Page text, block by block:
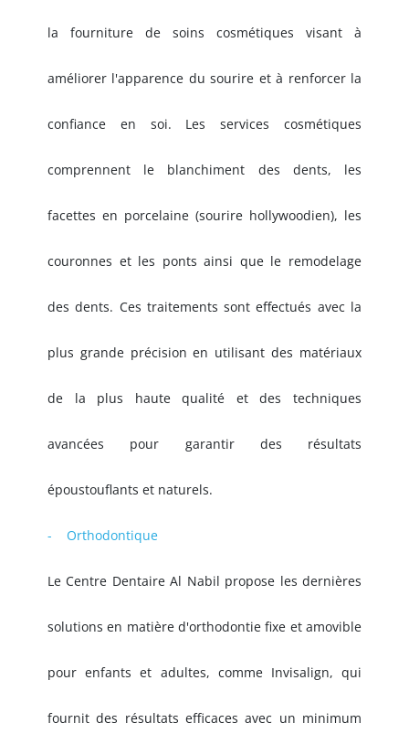
la fourniture de soins cosmétiques visant à
améliorer l'apparence du sourire et à renforcer la
confiance en soi. Les services cosmétiques
comprennent le blanchiment des dents, les
facettes en porcelaine (sourire hollywoodien), les
couronnes et les ponts ainsi que le remodelage
des dents. Ces traitements sont effectués avec la
plus grande précision en utilisant des matériaux
de la plus haute qualité et des techniques
avancées pour garantir des résultats
époustouflants et naturels.
- Orthodontique
Le Centre Dentaire Al Nabil propose les dernières
solutions en matière d'orthodontie fixe et amovible
pour enfants et adultes, comme Invisalign, qui
fournit des résultats efficaces avec un minimum